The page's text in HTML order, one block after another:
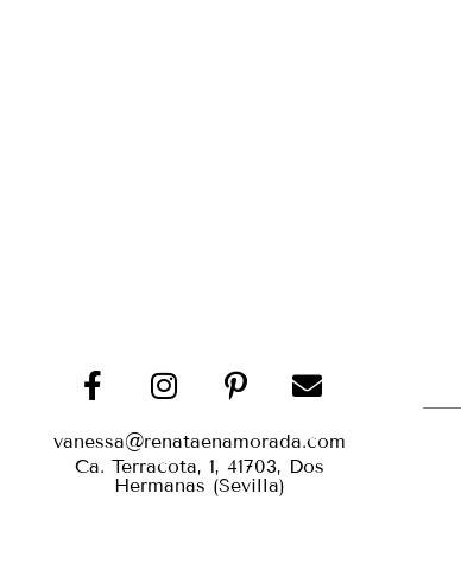
vanessa@renataenamorada.com
Ca. Terracota, 1, 41703, Dos
Hermanas (Sevilla)